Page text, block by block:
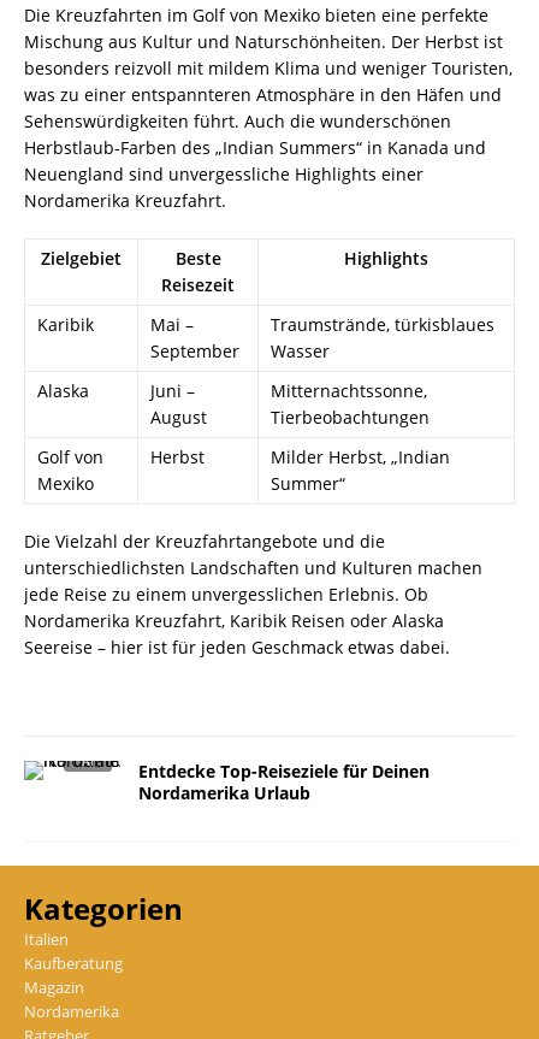
Die Kreuzfahrten im Golf von Mexiko bieten eine perfekte
Mischung aus Kultur und Naturschönheiten. Der Herbst ist
besonders reizvoll mit mildem Klima und weniger Touristen,
was zu einer entspannteren Atmosphäre in den Häfen und
Sehenswürdigkeiten führt. Auch die wunderschönen
Herbstlaub-Farben des „Indian Summers“ in Kanada und
Neuengland sind unvergessliche Highlights einer
Nordamerika Kreuzfahrt.
Zielgebiet
Beste
Reisezeit
Highlights
Karibik
Mai –
September
Traumstrände, türkisblaues
Wasser
Alaska
Juni –
August
Mitternachtssonne,
Tierbeobachtungen
Golf von
Mexiko
Herbst
Milder Herbst, „Indian
Summer“
Die Vielzahl der Kreuzfahrtangebote und die
unterschiedlichsten Landschaften und Kulturen machen
jede Reise zu einem unvergesslichen Erlebnis. Ob
Nordamerika Kreuzfahrt, Karibik Reisen oder Alaska
Seereise – hier ist für jeden Geschmack etwas dabei.
Entdecke Top-Reiseziele für Deinen
Nordamerika Urlaub
Kategorien
Italien
Kaufberatung
Magazin
Nordamerika